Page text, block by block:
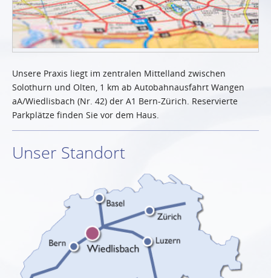
Unsere Praxis liegt im zentralen Mittelland zwischen
Solothurn und Olten, 1 km ab Autobahnausfahrt Wangen
aA/Wiedlisbach (Nr. 42) der A1 Bern-Zürich. Reservierte
Parkplätze finden Sie vor dem Haus.
Unser Standort